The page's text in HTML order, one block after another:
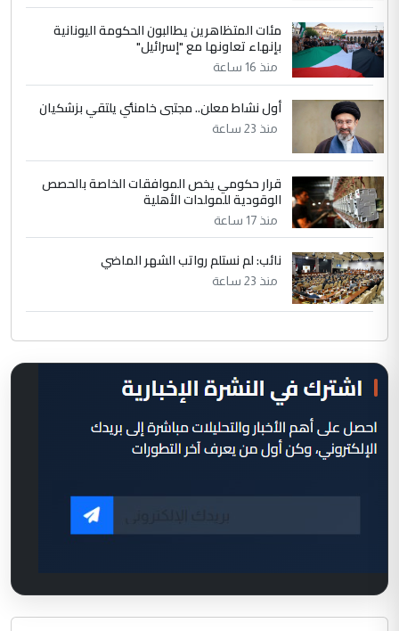
مئات المتظاهرين يطالبون الحكومة اليونانية
بإنهاء تعاونها مع "إسرائيل"
منذ 16 ساعة
أول نشاط معلن.. مجتبى خامنئي يلتقي بزشكيان
منذ 23 ساعة
قرار حكومي يخص الموافقات الخاصة بالحصص
الوقودية للمولدات الأهلية
منذ 17 ساعة
نائب: لم نستلم رواتب الشهر الماضي
منذ 23 ساعة